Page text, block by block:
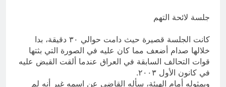
جلسة لائحة التهم
كانت الجلسة قصيرة حيث دامت حوالي ٣٠ دقيقة، بدا
خلالها صدام أضعف مما كان عليه في الصورة التي بثتها
قوات التحالف السابقة في العراق عندما ألقت القبض عليه
في كانون الأول ٢٠٠٣.
وبمثوله أمام الهيئة، سأله القاضي عن اسمه غير أنه لم